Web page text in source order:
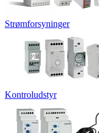
Strømforsyninger
Kontroludstyr